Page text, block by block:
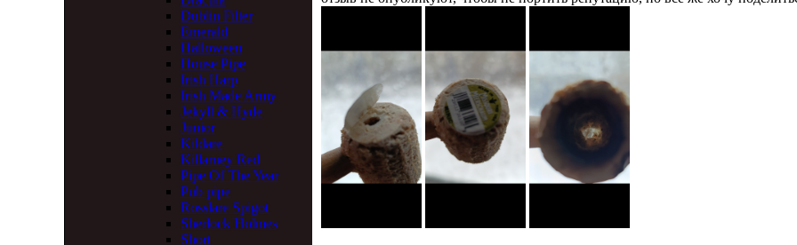
Dublin Filter
Emerald
Halloween
House Pipe
Irish Harp
Irish Made Army
Jekyll & Hyde
Junior
Kildare
Killarney Red
Pipe Of The Year
Pub pipe
Rosslare Spigot
Sherlock Holmes
Short